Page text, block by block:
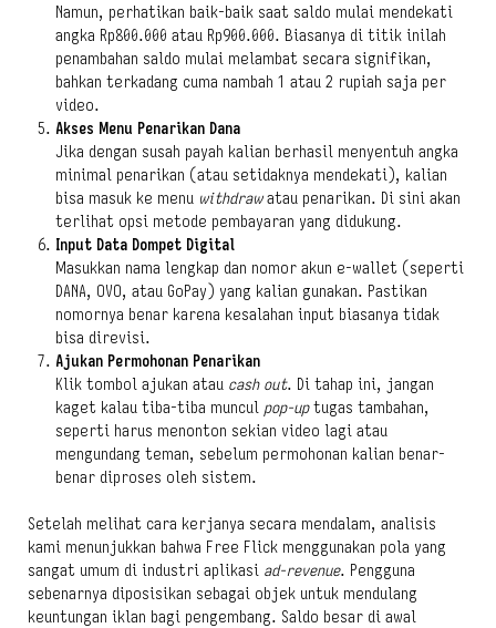
Namun, perhatikan baik-baik saat saldo mulai mendekati
angka Rp800.000 atau Rp900.000. Biasanya di titik inilah
penambahan saldo mulai melambat secara signifikan,
bahkan terkadang cuma nambah 1 atau 2 rupiah saja per
video.
Akses Menu Penarikan Dana
Jika dengan susah payah kalian berhasil menyentuh angka
minimal penarikan (atau setidaknya mendekati), kalian
bisa masuk ke menu withdrawatau penarikan. Di sini akan
terlihat opsi metode pembayaran yang didukung.
Input Data Dompet Digital
Masukkan nama lengkap dan nomor akun e-wallet (seperti
DANA, OVO, atau GoPay) yang kalian gunakan. Pastikan
nomornya benar karena kesalahan input biasanya tidak
bisa direvisi.
Ajukan Permohonan Penarikan
Klik tombol ajukan atau cash out. Di tahap ini, jangan
kaget kalau tiba-tiba muncul pop-uptugas tambahan,
seperti harus menonton sekian video lagi atau
mengundang teman, sebelum permohonan kalian benar-
benar diproses oleh sistem.
Setelah melihat cara kerjanya secara mendalam, analisis
kami menunjukkan bahwa Free Flick menggunakan pola yang
sangat umum di industri aplikasi ad-revenue. Pengguna
sebenarnya diposisikan sebagai objek untuk mendulang
keuntungan iklan bagi pengembang. Saldo besar di awal